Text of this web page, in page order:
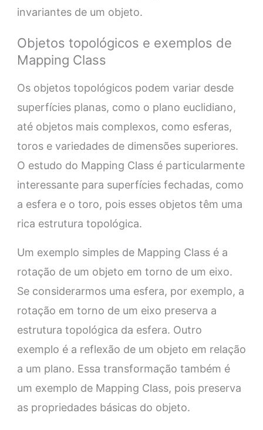
invariantes de um objeto.
Objetos topológicos e exemplos de
Mapping Class
Os objetos topológicos podem variar desde
superfícies planas, como o plano euclidiano,
até objetos mais complexos, como esferas,
toros e variedades de dimensões superiores.
O estudo do Mapping Class é particularmente
interessante para superfícies fechadas, como
a esfera e o toro, pois esses objetos têm uma
rica estrutura topológica.
Um exemplo simples de Mapping Class é a
rotação de um objeto em torno de um eixo.
Se considerarmos uma esfera, por exemplo, a
rotação em torno de um eixo preserva a
estrutura topológica da esfera. Outro
exemplo é a reflexão de um objeto em relação
a um plano. Essa transformação também é
um exemplo de Mapping Class, pois preserva
as propriedades básicas do objeto.